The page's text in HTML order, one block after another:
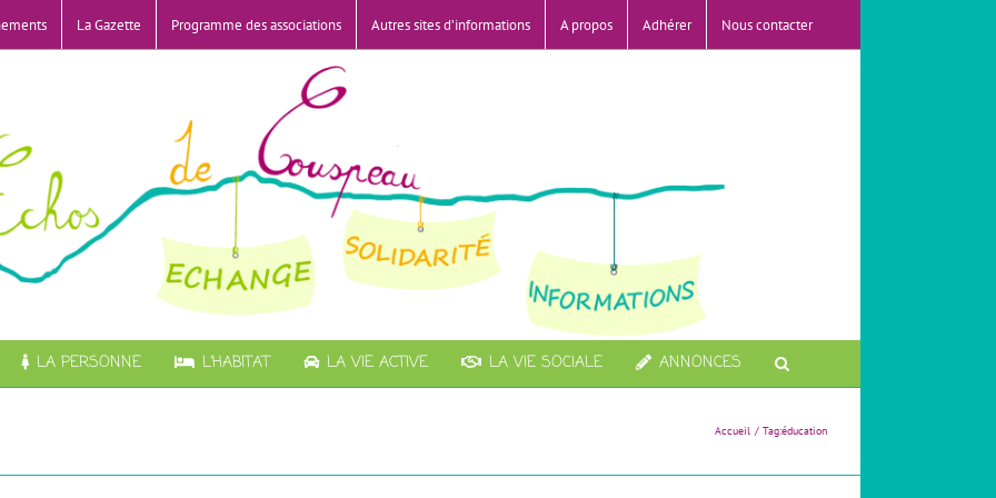
La Gazette Programme des associations Autres sites d’informations A propos Adhérer Nous contacter
LA PERSONNE L’HABITAT LA VIE ACTIVE LA VIE SOCIALE ANNONCES
Accueil Tag:éducation